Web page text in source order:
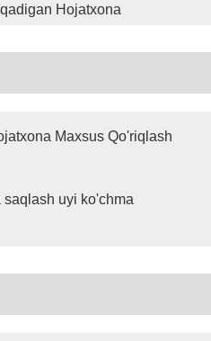
Hojatxona
Maxsus Qo'riqlash
uyi ko'chma